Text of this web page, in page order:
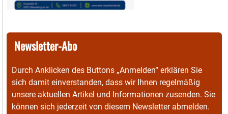
Newsletter-Abo
Durch Anklicken des Buttons „Anmelden“ erklären Sie
sich damit einverstanden, dass wir Ihnen regelmäßig
unsere aktuellen Artikel und Informationen zusenden. Sie
können sich jederzeit von diesem Newsletter abmelden.